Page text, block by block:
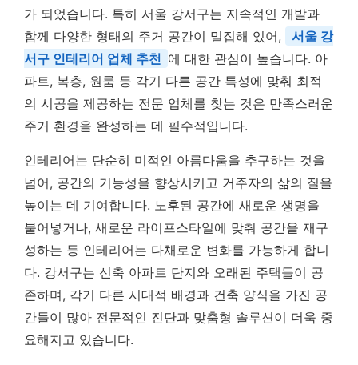
가 되었습니다. 특히 서울 강서구는 지속적인 개발과
함께 다양한 형태의 주거 공간이 밀집해 있어,
서울 강
서구 인테리어 업체 추천 에 대한 관심이 높습니다. 아
파트, 복층, 원룸 등 각기 다른 공간 특성에 맞춰 최적
의 시공을 제공하는 전문 업체를 찾는 것은 만족스러운
주거 환경을 완성하는 데 필수적입니다.
인테리어는 단순히 미적인 아름다움을 추구하는 것을
넘어, 공간의 기능성을 향상시키고 거주자의 삶의 질을
높이는 데 기여합니다. 노후된 공간에 새로운 생명을
불어넣거나, 새로운 라이프스타일에 맞춰 공간을 재구
성하는 등 인테리어는 다채로운 변화를 가능하게 합니
다. 강서구는 신축 아파트 단지와 오래된 주택들이 공
존하며, 각기 다른 시대적 배경과 건축 양식을 가진 공
간들이 많아 전문적인 진단과 맞춤형 솔루션이 더욱 중
요해지고 있습니다.